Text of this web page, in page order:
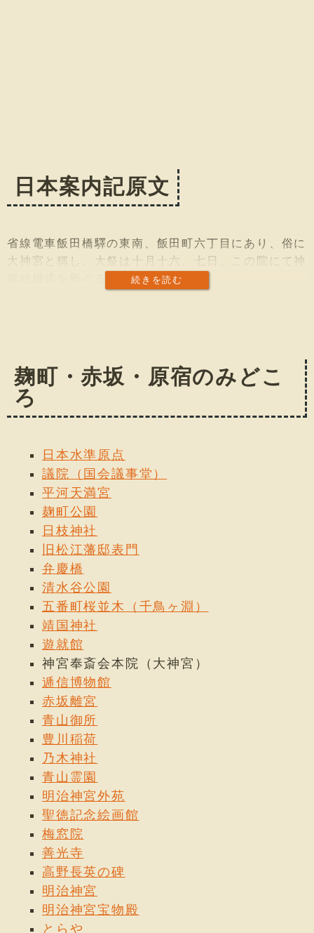
日本案内記原文
続きを読む
省線電車飯田橋驛の東南、飯田町六丁目にあり、俗に
大神宮と稱し、大祭は十月十六、七日。この院にて神
前結婚式を擧ぐるものが多い。
麹町・赤坂・原宿のみどこ
ろ
日本水準原点
議院（国会議事堂）
平河天満宮
麹町公園
日枝神社
旧松江藩邸表門
弁慶橋
清水谷公園
五番町桜並木（千鳥ヶ淵）
靖国神社
遊就館
神宮奉斎会本院（大神宮）
逓信博物館
赤坂離宮
青山御所
豊川稲荷
乃木神社
青山霊園
明治神宮外苑
聖徳記念絵画館
梅窓院
善光寺
高野長英の碑
明治神宮
明治神宮宝物殿
とらや